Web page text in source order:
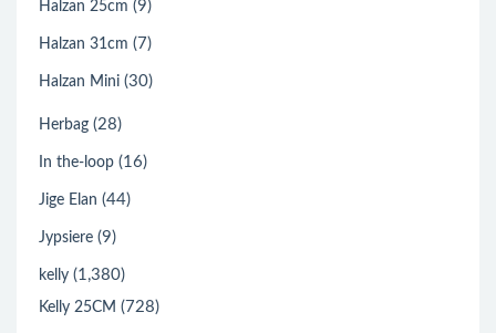
Halzan 25cm (9)
Halzan 31cm (7)
Halzan Mini (30)
Herbag (28)
In the-loop (16)
Jige Elan (44)
Jypsiere (9)
kelly (1,380)
Kelly 25CM (728)